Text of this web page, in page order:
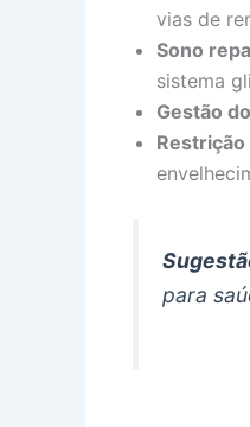
vias de
Sono
sistema
Gestão
para